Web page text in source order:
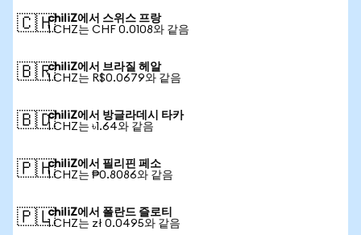
🇨🇭chiliZ에서 스위스 프랑
1 CHZ는 CHF 0.0108와 같음
🇧🇷chiliZ에서 브라질 헤알
1 CHZ는 R$0.0679와 같음
🇧🇩chiliZ에서 방글라데시 타카
1 CHZ는 ৳1.64와 같음
🇵🇭chiliZ에서 필리핀 페소
1 CHZ는 ₱0.8086와 같음
🇵🇱chiliZ에서 폴란드 즐로티
1 CHZ는 zł 0.0495와 같음